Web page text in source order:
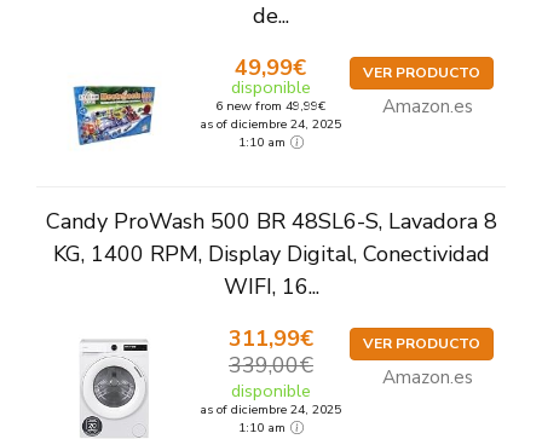
de...
49,99€
disponible
6 new from 49,99€
as of diciembre 24, 2025
1:10 am
VER PRODUCTO
Amazon.es
Candy ProWash 500 BR 48SL6-S, Lavadora 8
KG, 1400 RPM, Display Digital, Conectividad
WIFI, 16...
311,99€
339,00€
disponible
as of diciembre 24, 2025
1:10 am
VER PRODUCTO
Amazon.es